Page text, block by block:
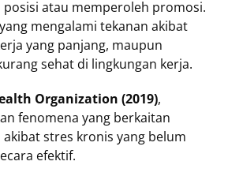
atau memperoleh promosi.
mengalami tekanan akibat
yang panjang, maupun
sehat di lingkungan kerja.
Organization (2019),
fenomena yang berkaitan
stres kronis yang belum
efektif.